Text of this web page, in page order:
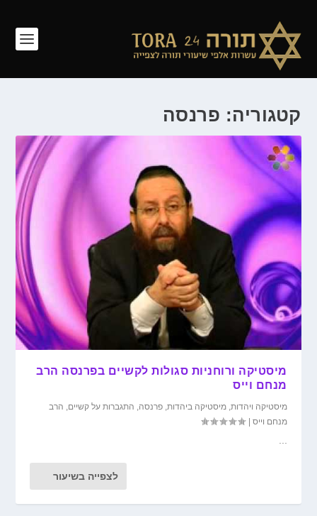
קטגוריה: פרנסה
מיסטיקה ורוחניות סגולות לקשיים בפרנסה הרב
מנחם וייס
מיסטיקה ויהדות,מיסטיקה ביהדות,פרנסה, התגברות על קשיים, הרב
מנחם וייס |
...
לצפייה בשיעור